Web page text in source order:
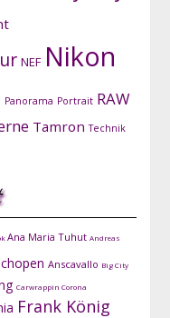
NEF Nikon
Panorama Portrait RAW
Tamron Technik
Ana Maria Tuhut Andreas
Anscavallo Big City
Carwrappin Corona
Frank König